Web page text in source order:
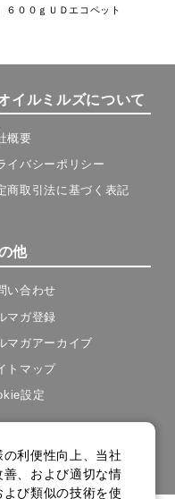
６００ｇＵＤエコペット
イルミルズについて
概要
イバシーポリシー
商取引法に基づく表記
他
い合わせ
マガ登録
マガアーカイブ
トマップ
設定
利便性向上、当社
、および適切な情
び類似の技術を使